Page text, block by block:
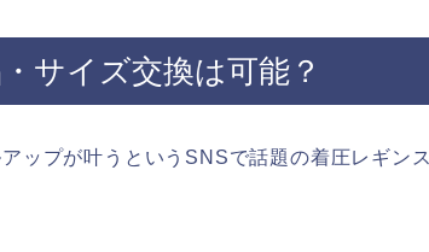
サイズ交換は可能？
ップが叶うというSNSで話題の着圧レギンス